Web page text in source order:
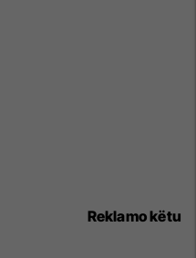
Reklamo këtu